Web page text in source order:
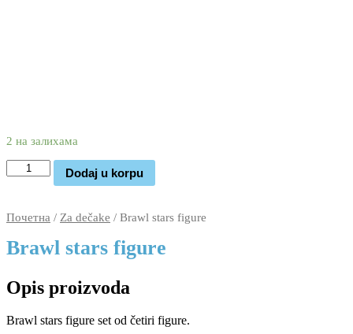
2 на залихама
Brawl
stars
Dodaj u korpu
Почетна / Za dečake / Brawl stars figure
Brawl stars figure
Opis proizvoda
Brawl stars figure set od četiri figure.